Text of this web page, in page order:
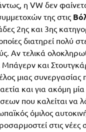
η VW δεν
της στις
2ης και 3ης
διατηρεί πολύ
Αν τελικά
και
μιας
και για ακόμη
που καλείται να
όμιλος
στις νέες